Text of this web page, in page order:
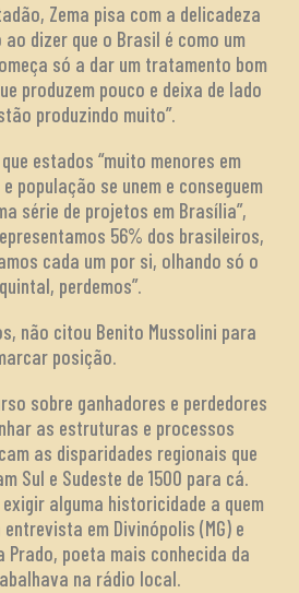
Zema pisa com a delicadeza
dizer que o Brasil é como um
só a dar um tratamento bom
produzem pouco e deixa de lado
produzindo muito”.
estados “muito menores em
população se unem e conseguem
série de projetos em Brasília”,
56% dos brasileiros,
cada um por si, olhando só o
perdemos”.
não citou Benito Mussolini para
posição.
sobre ganhadores e perdedores
as estruturas e processos
as disparidades regionais que
Sul e Sudeste de 1500 para cá.
alguma historicidade a quem
em Divinópolis (MG) e
Prado, poeta mais conhecida da
na rádio local.